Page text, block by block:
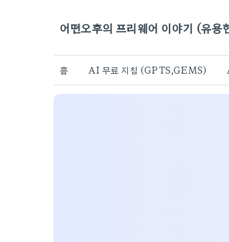
어떤오후의 프리웨어 이야기 (유
홈 AI 무료 지침 (GPTS,GEMS)